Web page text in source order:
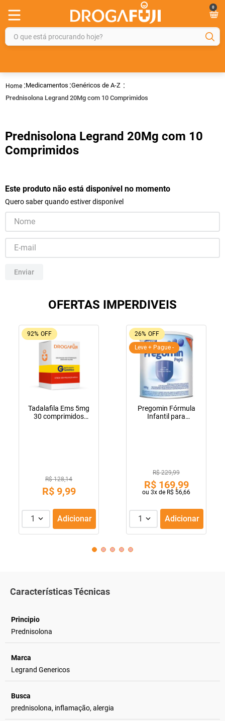
0
O que está procurando hoje?
Medicamentos Genéricos de A-Z
Prednisolona Legrand 20Mg com 10 Comprimidos
Prednisolona Legrand 20Mg com 10
Comprimidos
Este produto não está disponível no momento
Quero saber quando estiver disponível
Enviar
OFERTAS IMPERDIVEIS
92% OFF
Tadalafila Ems 5mg
30 comprimidos
R$ 128,14
R$ 9,99
1 Adicionar
26% OFF
Leve + Pague -
Pregomin Fórmula
Infantil para
R$ 229,99
R$ 169,99
ou 3x de R$ 56,66
1 Adicionar
Características Técnicas
Principio
Prednisolona
Marca
Legrand Genericos
Busca
prednisolona, inflamação, alergia
2º
gelmax
rosuvastatina 20mg
5º
protetor solar
8º
fraldas geriátricas
10º lola